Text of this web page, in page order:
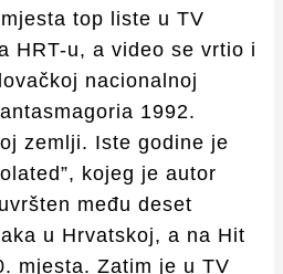
top liste u TV
HRT-u, a video se vrtio i
nacionalnoj
1992.
zemlji. Iste godine je
kojeg je autor
među deset
u Hrvatskoj, a na Hit
mjesta. Zatim je u TV